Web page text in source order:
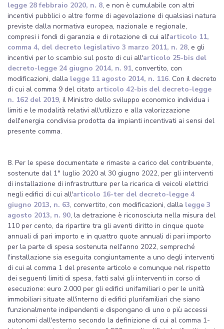
legge 28 febbraio 2020, n. 8, e non è cumulabile con altri
incentivi pubblici o altre forme di agevolazione di qualsiasi natura
previste dalla normativa europea, nazionale e regionale,
compresi i fondi di garanzia e di rotazione di cui all'articolo 11,
comma 4, del decreto legislativo 3 marzo 2011, n. 28, e gli
incentivi per lo scambio sul posto di cui all'articolo 25-bis del
decreto-legge 24 giugno 2014, n. 91, convertito, con
modificazioni, dalla legge 11 agosto 2014, n. 116. Con il decreto
di cui al comma 9 del citato articolo 42-bis del decreto-legge
n. 162 del 2019, il Ministro dello sviluppo economico individua i
limiti e le modalità relativi all'utilizzo e alla valorizzazione
dell'energia condivisa prodotta da impianti incentivati ai sensi del
presente comma.
8. Per le spese documentate e rimaste a carico del contribuente,
sostenute dal 1° luglio 2020 al 30 giugno 2022, per gli interventi
di installazione di infrastrutture per la ricarica di veicoli elettrici
negli edifici di cui all'articolo 16-ter del decreto-legge 4
giugno 2013, n. 63, convertito, con modificazioni, dalla legge 3
agosto 2013, n. 90, la detrazione è riconosciuta nella misura del
110 per cento, da ripartire tra gli aventi diritto in cinque quote
annuali di pari importo e in quattro quote annuali di pari importo
per la parte di spesa sostenuta nell'anno 2022, sempreché
l'installazione sia eseguita congiuntamente a uno degli interventi
di cui al comma 1 del presente articolo e comunque nel rispetto
dei seguenti limiti di spesa, fatti salvi gli interventi in corso di
esecuzione: euro 2.000 per gli edifici unifamiliari o per le unità
immobiliari situate all'interno di edifici plurifamiliari che siano
funzionalmente indipendenti e dispongano di uno o più accessi
autonomi dall'esterno secondo la definizione di cui al comma 1-